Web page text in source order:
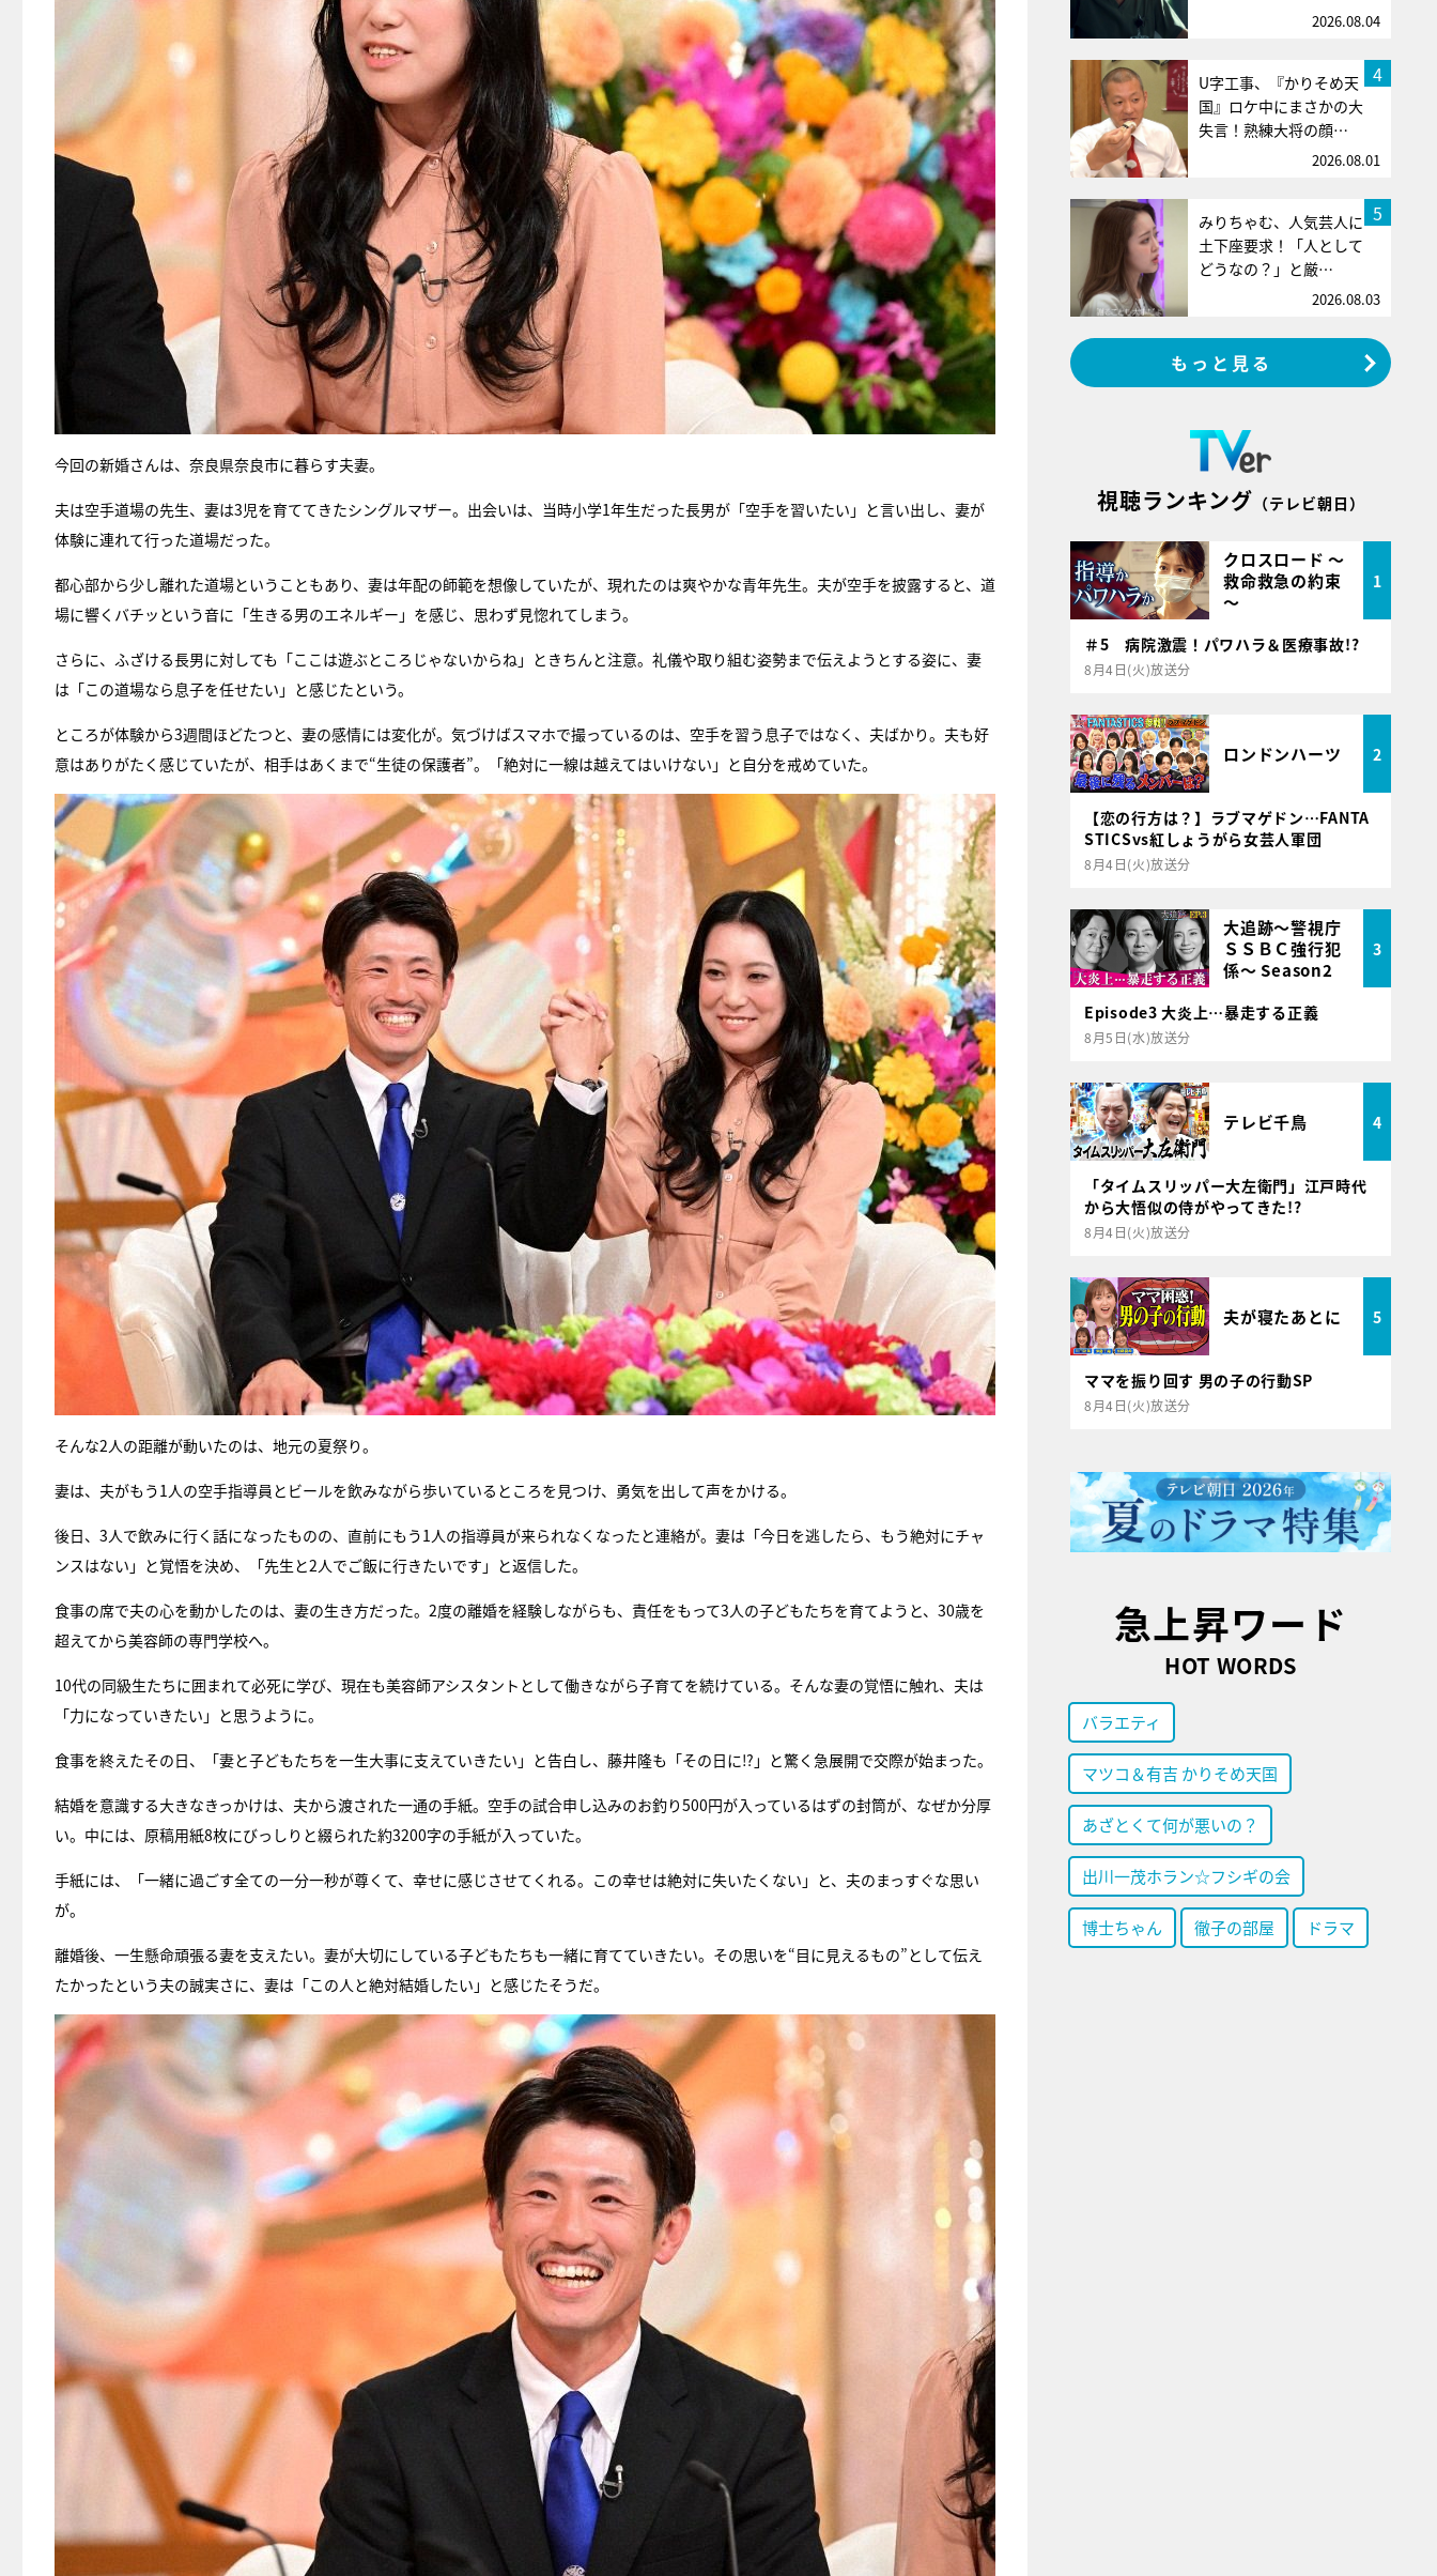
今回の新婚さんは、奈良県奈良市に暮らす夫妻。
夫は空手道場の先生、妻は3児を育ててきたシングルマザー。出会いは、当時小学1年生だった長男が「空手を習いたい」と言い出し、妻が
体験に連れて行った道場だった。
都心部から少し離れた道場ということもあり、妻は年配の師範を想像していたが、現れたのは爽やかな青年先生。夫が空手を披露すると、道
場に響くバチッという音に「生きる男のエネルギー」を感じ、思わず見惚れてしまう。
さらに、ふざける長男に対しても「ここは遊ぶところじゃないからね」ときちんと注意。礼儀や取り組む姿勢まで伝えようとする姿に、妻
は「この道場なら息子を任せたい」と感じたという。
ところが体験から3週間ほどたつと、妻の感情には変化が。気づけばスマホで撮っているのは、空手を習う息子ではなく、夫ばかり。夫も好
意はありがたく感じていたが、相手はあくまで“生徒の保護者”。「絶対に一線は越えてはいけない」と自分を戒めていた。
そんな2人の距離が動いたのは、地元の夏祭り。
妻は、夫がもう1人の空手指導員とビールを飲みながら歩いているところを見つけ、勇気を出して声をかける。
後日、3人で飲みに行く話になったものの、直前にもう1人の指導員が来られなくなったと連絡が。妻は「今日を逃したら、もう絶対にチャ
ンスはない」と覚悟を決め、「先生と2人でご飯に行きたいです」と返信した。
食事の席で夫の心を動かしたのは、妻の生き方だった。2度の離婚を経験しながらも、責任をもって3人の子どもたちを育てようと、30歳を
超えてから美容師の専門学校へ。
10代の同級生たちに囲まれて必死に学び、現在も美容師アシスタントとして働きながら子育てを続けている。そんな妻の覚悟に触れ、夫は
「力になっていきたい」と思うように。
食事を終えたその日、「妻と子どもたちを一生大事に支えていきたい」と告白し、藤井隆も「その日に⁉」と驚く急展開で交際が始まった。
結婚を意識する大きなきっかけは、夫から渡された一通の手紙。空手の試合申し込みのお釣り500円が入っているはずの封筒が、なぜか分厚
い。中には、原稿用紙8枚にびっしりと綴られた約3200字の手紙が入っていた。
手紙には、「一緒に過ごす全ての一分一秒が尊くて、幸せに感じさせてくれる。この幸せは絶対に失いたくない」と、夫のまっすぐな思い
が。
離婚後、一生懸命頑張る妻を支えたい。妻が大切にしている子どもたちも一緒に育てていきたい。その思いを“目に見えるもの”として伝え
たかったという夫の誠実さに、妻は「この人と絶対結婚したい」と感じたそうだ。
2026.08.04
4
U字工事、『かりそめ天
国』ロケ中にまさかの大
失言！熟練大将の顔…
2026.08.01
5
みりちゃむ、人気芸人に
土下座要求！「人として
どうなの？」と厳…
2026.08.03
もっと見る
視聴ランキング （テレビ朝日）
クロスロード ～
救命救急の約束
～
1
＃5 病院激震！パワハラ＆医療事故!?
8月4日(火)放送分
ロンドンハーツ 2
【恋の行方は？】ラブマゲドン…FANTA
STICSvs紅しょうがら女芸人軍団
8月4日(火)放送分
大追跡～警視庁
ＳＳＢＣ強行犯
係～ Season2
3
Episode3 大炎上…暴走する正義
8月5日(水)放送分
テレビ千鳥 4
「タイムスリッパー大左衛門」江戸時代
から大悟似の侍がやってきた!?
8月4日(火)放送分
夫が寝たあとに 5
ママを振り回す 男の子の行動SP
8月4日(火)放送分
急上昇ワード
HOT WORDS
バラエティ
マツコ＆有吉 かりそめ天国
あざとくて何が悪いの？
出川一茂ホラン☆フシギの会
博士ちゃん 徹子の部屋 ドラマ